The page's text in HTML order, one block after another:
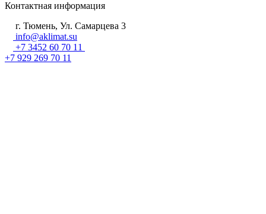
Контактная информация
г. Тюмень, Ул. Самарцева 3
info@aklimat.su
+7 3452 60 70 11
+7 929 269 70 11